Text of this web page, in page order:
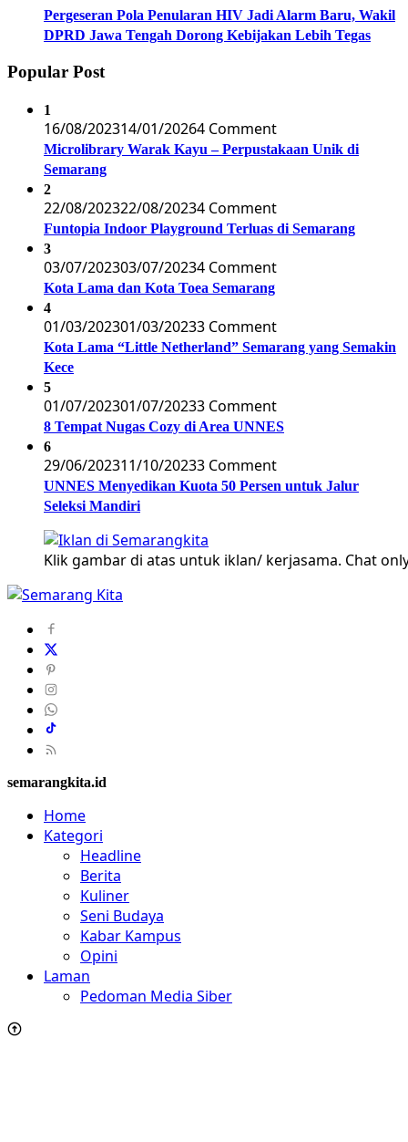
Pergeseran Pola Penularan HIV Jadi Alarm Baru, Wakil
DPRD Jawa Tengah Dorong Kebijakan Lebih Tegas
Popular Post
1
16/08/202314/01/20264 Comment
Microlibrary Warak Kayu – Perpustakaan Unik di
Semarang
2
22/08/202322/08/20234 Comment
Funtopia Indoor Playground Terluas di Semarang
3
03/07/202303/07/20234 Comment
Kota Lama dan Kota Toea Semarang
4
01/03/202301/03/20233 Comment
Kota Lama “Little Netherland” Semarang yang Semakin
Kece
5
01/07/202301/07/20233 Comment
8 Tempat Nugas Cozy di Area UNNES
6
29/06/202311/10/20233 Comment
UNNES Menyedikan Kuota 50 Persen untuk Jalur
Seleksi Mandiri
Klik gambar di atas untuk iklan/ kerjasama. Chat
semarangkita.id
Home
Kategori
Headline
Berita
Kuliner
Seni Budaya
Kabar Kampus
Opini
Laman
Pedoman Media Siber